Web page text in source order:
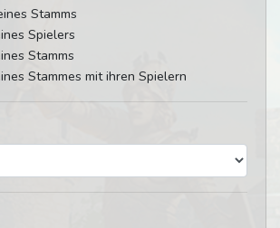
Stamms
Spielers
Stamms
Stammes mit ihren Spielern